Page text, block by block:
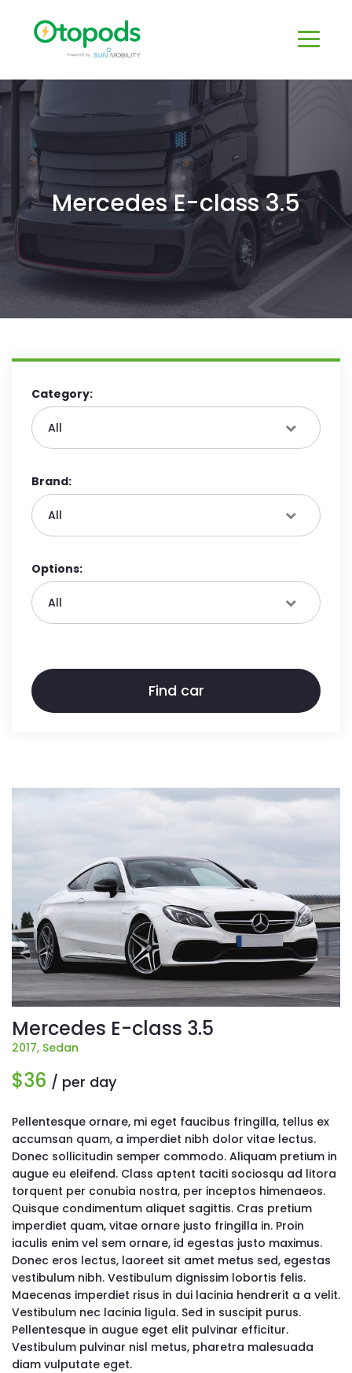
Mercedes E-class 3.5
Category:
Brand:
Options:
Mercedes E-class 3.5
2017, Sedan
$36 / per day
Pellentesque ornare, mi eget faucibus fringilla, tellus ex
accumsan quam, a imperdiet nibh dolor vitae lectus.
Donec sollicitudin semper commodo. Aliquam pretium in
augue eu eleifend. Class aptent taciti sociosqu ad litora
torquent per conubia nostra, per inceptos himenaeos.
Quisque condimentum aliquet sagittis. Cras pretium
imperdiet quam, vitae ornare justo fringilla in. Proin
iaculis enim vel sem ornare, id egestas justo maximus.
Donec eros lectus, laoreet sit amet metus sed, egestas
vestibulum nibh. Vestibulum dignissim lobortis felis.
Maecenas imperdiet risus in dui lacinia hendrerit a a velit.
Vestibulum nec lacinia ligula. Sed in suscipit purus.
Pellentesque in augue eget elit pulvinar efficitur.
Vestibulum pulvinar nisl metus, pharetra malesuada
diam vulputate eget.